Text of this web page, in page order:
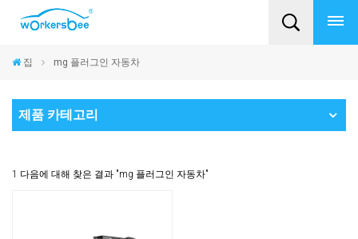
집 mg 플러그인 자동차
제품 카테고리
1 다음에 대해 찾은 결과 "mg 플러그인 자동차"